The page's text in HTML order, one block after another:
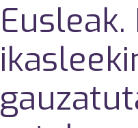
Eusleak.